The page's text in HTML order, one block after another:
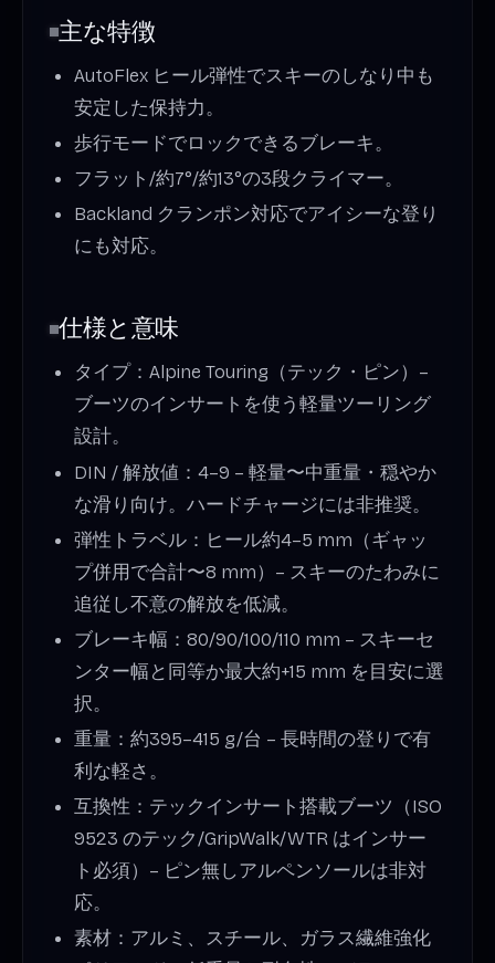
主な特徴
AutoFlex ヒール弾性でスキーのしなり中も
安定した保持力。
歩行モードでロックできるブレーキ。
フラット/約7°/約13°の3段クライマー。
Backland クランポン対応でアイシーな登り
にも対応。
仕様と意味
タイプ：Alpine Touring（テック・ピン）–
ブーツのインサートを使う軽量ツーリング
設計。
DIN / 解放値：4–9 – 軽量〜中重量・穏やか
な滑り向け。ハードチャージには非推奨。
弾性トラベル：ヒール約4–5 mm（ギャッ
プ併用で合計〜8 mm）– スキーのたわみに
追従し不意の解放を低減。
ブレーキ幅：80/90/100/110 mm – スキーセ
ンター幅と同等か最大約+15 mm を目安に選
択。
重量：約395–415 g/台 – 長時間の登りで有
利な軽さ。
互換性：テックインサート搭載ブーツ（ISO
9523 のテック/GripWalk/WTR はインサー
ト必須）– ピン無しアルペンソールは非対
応。
素材：アルミ、スチール、ガラス繊維強化